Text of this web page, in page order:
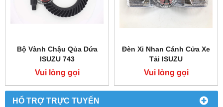
HỔ TRỢ TRỰC TUYẾN
Bộ Vành Chậu Qủa Dứa
ISUZU 743
Vui lòng gọi
Đèn Xi Nhan Cánh Cửa Xe
Tải ISUZU
Vui lòng gọi